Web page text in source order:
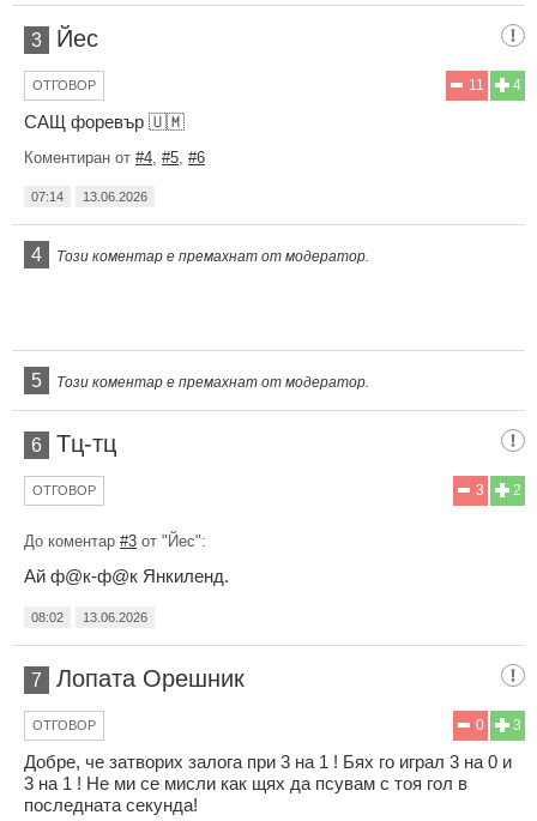
3 Йес
4
11
ОТГОВОР
САЩ форевър 🇺🇲
Коментиран от #4 #5 #6
07:14 13.06.2026
4 Този коментар е премахнат от модератор.
5 Този коментар е премахнат от модератор.
6 Тц-тц
2
3
ОТГОВОР
До коментар #3 от "Йес":
Ай ф@к-ф@к Янкиленд.
08:02 13.06.2026
7 Лопата Орешник
3
0
ОТГОВОР
Добре, че затворих залога при 3 на 1 ! Бях го играл 3 на 0 и
3 на 1 ! Не ми се мисли как щях да псувам с тоя гол в
последната секунда!